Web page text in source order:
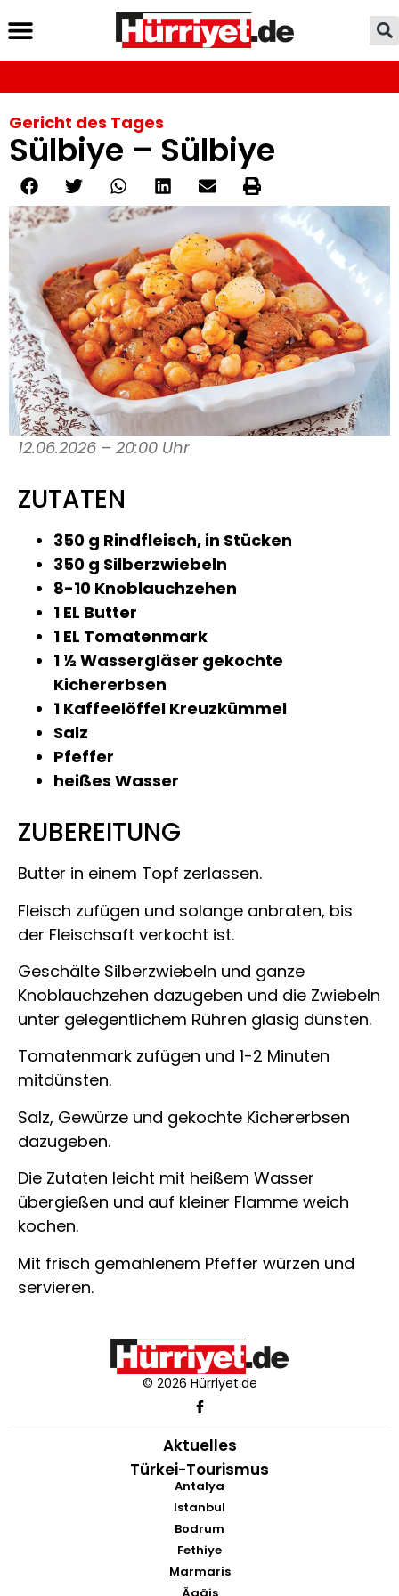
Gericht des Tages
Sülbiye – Sülbiye
12.06.2026 – 20:00 Uhr
ZUTATEN
350 g Rindfleisch, in Stücken
350 g Silberzwiebeln
8-10 Knoblauchzehen
1 EL Butter
1 EL Tomatenmark
1 ½ Wassergläser gekochte
Kichererbsen
1 Kaffeelöffel Kreuzkümmel
Salz
Pfeffer
heißes Wasser
ZUBEREITUNG
Butter in einem Topf zerlassen.
Fleisch zufügen und solange anbraten, bis
der Fleischsaft verkocht ist.
Geschälte Silberzwiebeln und ganze
Knoblauchzehen dazugeben und die Zwiebeln
unter gelegentlichem Rühren glasig dünsten.
Tomatenmark zufügen und 1-2 Minuten
mitdünsten.
Salz, Gewürze und gekochte Kichererbsen
dazugeben.
Die Zutaten leicht mit heißem Wasser
übergießen und auf kleiner Flamme weich
kochen.
Mit frisch gemahlenem Pfeffer würzen und
servieren.
© 2026 Hürriyet.de
Aktuelles
Türkei-Tourismus
Antalya
Istanbul
Bodrum
Fethiye
Marmaris